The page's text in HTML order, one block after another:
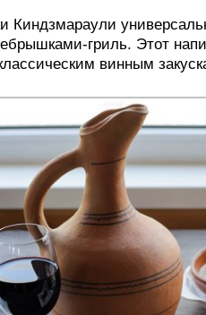
Киндзмараули
гриль. Этот
винным